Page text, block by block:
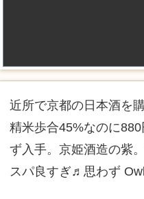
近所で京都の日本酒を
精米歩合45%なのに
ず入手。京姫酒造の紫
スパ良すぎ♬‬思わず Owl